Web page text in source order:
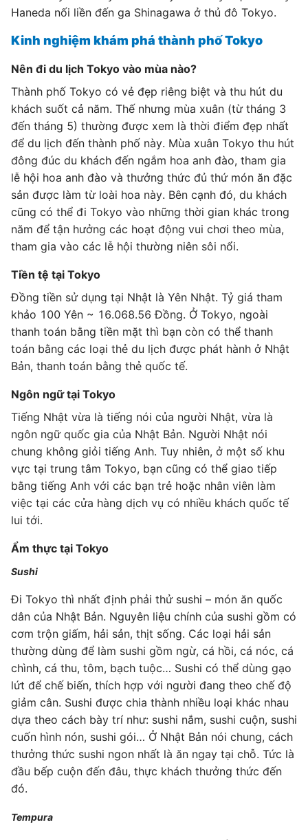
Haneda nối liền đến ga Shinagawa ở thủ đô Tokyo.
Kinh nghiệm khám phá thành phố Tokyo
Nên đi du lịch Tokyo vào mùa nào?
Thành phố Tokyo có vẻ đẹp riêng biệt và thu hút du
khách suốt cả năm. Thế nhưng mùa xuân (từ tháng 3
đến tháng 5) thường được xem là thời điểm đẹp nhất
để du lịch đến thành phố này. Mùa xuân Tokyo thu hút
đông đúc du khách đến ngắm hoa anh đào, tham gia
lễ hội hoa anh đào và thưởng thức đủ thứ món ăn đặc
sản được làm từ loài hoa này. Bên cạnh đó, du khách
cũng có thể đi Tokyo vào những thời gian khác trong
năm để tận hưởng các hoạt động vui chơi theo mùa,
tham gia vào các lễ hội thường niên sôi nổi.
Tiền tệ tại Tokyo
Đồng tiền sử dụng tại Nhật là Yên Nhật. Tỷ giá tham
khảo 100 Yên ~ 16.068.56 Đồng. Ở Tokyo, ngoài
thanh toán bằng tiền mặt thì bạn còn có thể thanh
toán bằng các loại thẻ du lịch được phát hành ở Nhật
Bản, thanh toán bằng thẻ quốc tế.
Ngôn ngữ tại Tokyo
Tiếng Nhật vừa là tiếng nói của người Nhật, vừa là
ngôn ngữ quốc gia của Nhật Bản. Người Nhật nói
chung không giỏi tiếng Anh. Tuy nhiên, ở một số khu
vực tại trung tâm Tokyo, bạn cũng có thể giao tiếp
bằng tiếng Anh với các bạn trẻ hoặc nhân viên làm
việc tại các cửa hàng dịch vụ có nhiều khách quốc tế
lui tới.
Ẩm thực tại Tokyo
Sushi
Đi Tokyo thì nhất định phải thử sushi – món ăn quốc
dân của Nhật Bản. Nguyên liệu chính của sushi gồm có
cơm trộn giấm, hải sản, thịt sống. Các loại hải sản
thường dùng để làm sushi gồm ngừ, cá hồi, cá nóc, cá
chình, cá thu, tôm, bạch tuộc… Sushi có thể dùng gạo
lứt để chế biến, thích hợp với người đang theo chế độ
giảm cân. Sushi được chia thành nhiều loại khác nhau
dựa theo cách bày trí như: sushi nắm, sushi cuộn, sushi
cuốn hình nón, sushi gói… Ở Nhật Bản nói chung, cách
thưởng thức sushi ngon nhất là ăn ngay tại chỗ. Tức là
đầu bếp cuộn đến đâu, thực khách thưởng thức đến
đó.
Tempura